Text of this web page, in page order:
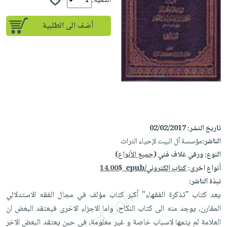
إختياراتنا
أكاديمية
صندوق
القراءة
English
iKitab
بلا
حدود
أسئلة
يتكرر
على
Android
تحميل
iKitab
على
Apple
يتكرر
طرحها
تحميل
masmu3
على
على
Apple
المواضيع
مبيعاً
إختياراتنا
وسائل
جوائز
الصحة
والعناية
الشخصية
جديد
العناية
الشخصية
العناية
وتصفيف
الشعر
بالجسم
والسفرة
جديد
الكل
أواني
الطهي
أدوات
متجر
الهدايا
أقسام
أضف الى الطلبية
تاريخ النشر:02/02/2017
الناشر:مؤسسة آل البيت لإحياء التراث
النوع:ورقي غلاف فني (جميع الأنواع)
أنواع اخرى:كتاب إلكتروني/epub
14.00$
نبذة الناشر:
يعد كتاب "تذكرة الفقهاء" أكبر كتاب مؤلف في مجال الفقه الاستدلالي
المقارن، يوجد منه الى كتاب النكاح، واما الاجزاء الاخرى فيعتقد البعض ان
العلامة لم يتمها لاسباب خاصة و غير معلومة، في حين يعتقد البعض الاخر